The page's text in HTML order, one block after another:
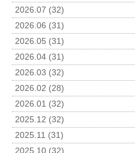
2026.07 (32)
2026.06 (31)
2026.05 (31)
2026.04 (31)
2026.03 (32)
2026.02 (28)
2026.01 (32)
2025.12 (32)
2025.11 (31)
2025.10 (32)